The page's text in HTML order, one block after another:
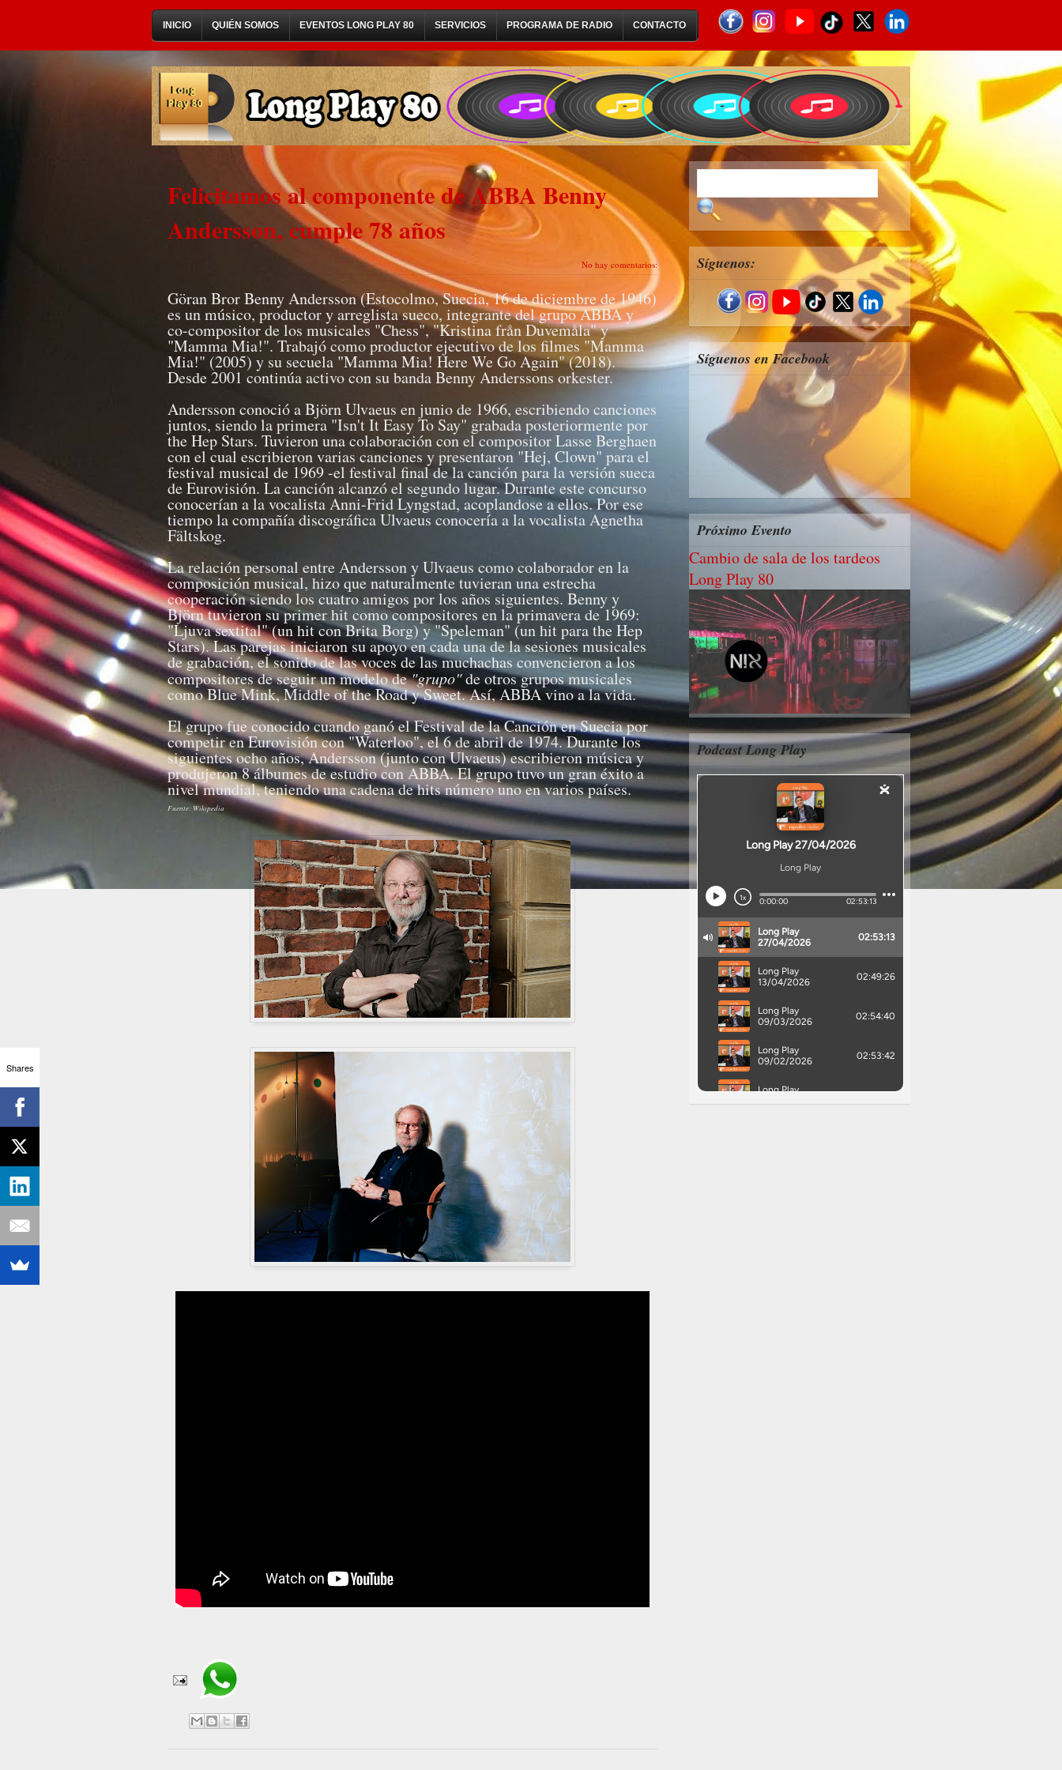
INICIO QUIÉN SOMOS EVENTOS LONG PLAY 80 SERVICIOS PROGRAMA DE RADIO CONTACTO
Felicitamos al componente de ABBA Benny
Andersson, cumple 78 años
No hay comentarios:
Göran Bror Benny Andersson (Estocolmo, Suecia, 16 de diciembre de 1946)
es un músico, productor y arreglista sueco, integrante del grupo ABBA y
co-compositor de los musicales "Chess", "Kristina från Duvemåla" y
"Mamma Mia!". Trabajó como productor ejecutivo de los filmes "Mamma
Mia!" (2005) y su secuela "Mamma Mia! Here We Go Again" (2018).
Desde 2001 continúa activo con su banda Benny Anderssons orkester.
Andersson conoció a Björn Ulvaeus en junio de 1966, escribiendo canciones
juntos, siendo la primera "Isn't It Easy To Say" grabada posteriormente por
the Hep Stars. Tuvieron una colaboración con el compositor Lasse Berghaen
con el cual escribieron varias canciones y presentaron "Hej, Clown" para el
festival musical de 1969 -el festival final de la canción para la versión sueca
de Eurovisión. La canción alcanzó el segundo lugar. Durante este concurso
conocerían a la vocalista Anni-Frid Lyngstad, acoplandose a ellos. Por ese
tiempo la compañía discográfica Ulvaeus conocería a la vocalista Agnetha
Fältskog.
La relación personal entre Andersson y Ulvaeus como colaborador en la
composición musical, hizo que naturalmente tuvieran una estrecha
cooperación siendo los cuatro amigos por los años siguientes. Benny y
Björn tuvieron su primer hit como compositores en la primavera de 1969:
"Ljuva sextital" (un hit con Brita Borg) y "Speleman" (un hit para the Hep
Stars). Las parejas iniciaron su apoyo en cada una de la sesiones musicales
de grabación, el sonido de las voces de las muchachas convencieron a los
compositores de seguir un modelo de"grupo"de otros grupos musicales
como Blue Mink, Middle of the Road y Sweet. Así, ABBA vino a la vida.
El grupo fue conocido cuando ganó el Festival de la Canción en Suecia por
competir en Eurovisión con "Waterloo", el 6 de abril de 1974. Durante los
siguientes ocho años, Andersson (junto con Ulvaeus) escribieron música y
produjeron 8 álbumes de estudio con ABBA. El grupo tuvo un gran éxito a
nivel mundial, teniendo una cadena de hits número uno en varios países.
Fuente: Wikipedia
Síguenos:
Síguenos en Facebook
Próximo Evento
Cambio de sala de los tardeos
Long Play 80
Podcast Long Play
Shares